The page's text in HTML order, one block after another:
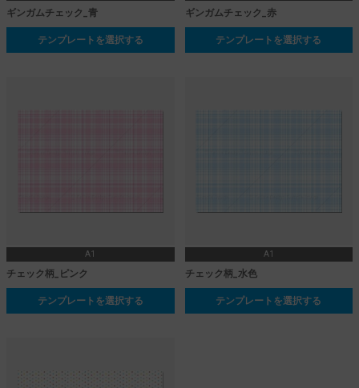
ギンガムチェック_青
テンプレートを選択する
ギンガムチェック_赤
テンプレートを選択する
A1
チェック柄_ピンク
テンプレートを選択する
A1
チェック柄_水色
テンプレートを選択する